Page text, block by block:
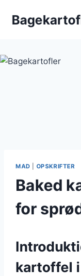
MAD OPSKRIFTER
Baked
for
kartoffel